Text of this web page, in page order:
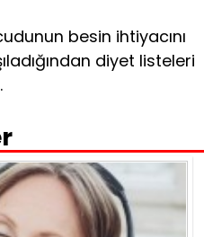
besin ihtiyacını
diyet listeleri